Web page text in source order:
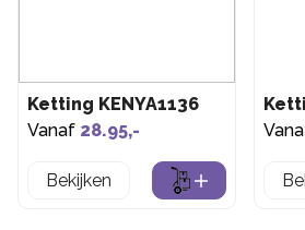
Ketting KENYA1136
Vanaf 28.95,-
Bekijken